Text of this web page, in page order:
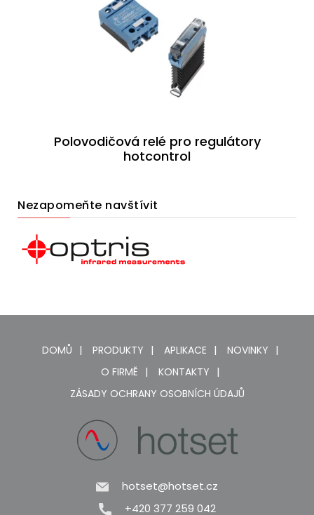
Polovodičová relé pro regulátory
hotcontrol
Nezapomeňte navštívit
DOMŮ PRODUKTY APLIKACE
NOVINKY
O FIRMĚ
KONTAKTY
ZÁSADY OCHRANY OSOBNÍCH ÚDAJŮ
hotset@hotset.cz
+420 377 259 042